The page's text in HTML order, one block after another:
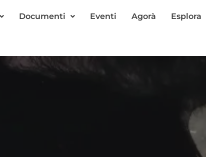
Documenti Eventi Agorà Esplora